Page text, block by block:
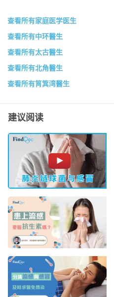
查看所有家庭医学医生
查看所有中环醫生
查看所有太古醫生
查看所有北角醫生
查看所有筲箕湾醫生
建议阅读